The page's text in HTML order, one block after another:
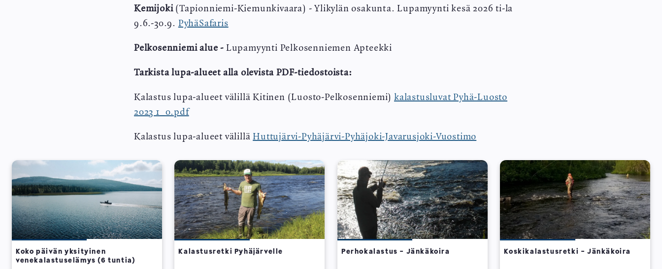
Kemijoki(Tapionniemi-Kiemunkivaara) - Ylikylän osakunta. Lupamyynti kesä 2026 ti-la
9.6.-30.9. PyhäSafaris
Pelkosenniemi alue - Lupamyynti Pelkosenniemen Apteekki
Tarkista lupa-alueet alla olevista PDF-tiedostoista:
Kalastus lupa-alueet välillä Kitinen (Luosto-Pelkosenniemi) kalastusluvat Pyhä-Luosto
2023 1_0.pdf
Kalastus lupa-alueet välilläHuttujärvi-Pyhäjärvi-Pyhäjoki-Javarusjoki-Vuostimo
Koko päivän yksityinen
venekalastuselämys (6 tuntia)
Kalastusretki Pyhäjärvelle Perhokalastus - Jänkäkoira Koskikalastusretki - Jänkäkoira